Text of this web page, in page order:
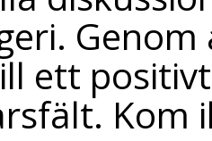
ett
Kom